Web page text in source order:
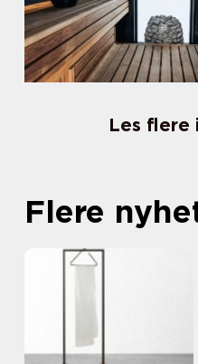
Les flere
Flere